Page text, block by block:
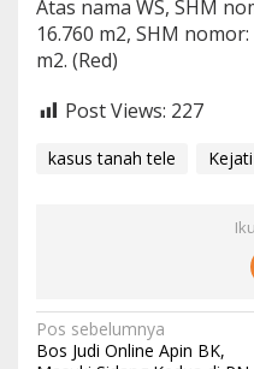
Atas nama WS, SHM
16.760 m2, SHM
m2. (Red)
Post Views: 227
kasus tanah tele
N
Pos sebelumnya
Bos Judi Online Apin BK,